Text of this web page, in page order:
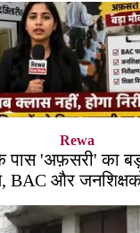
Rewa
पास 'अफ़सरी' का
BAC और
भर्ती!